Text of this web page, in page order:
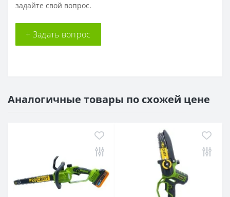
задайте свой вопрос.
+ Задать вопрос
Аналогичные товары по схожей цене